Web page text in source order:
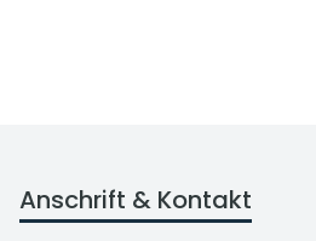
Anschrift & Kontakt